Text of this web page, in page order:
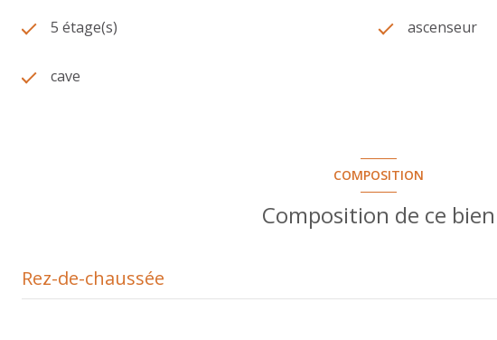
5 étage(s) ascenseur
cave
COMPOSITION
Composition de ce bien
Rez-de-chaussée